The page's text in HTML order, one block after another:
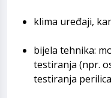
klima uređaji,
bijela tehnika:
testiranja (npr.
testiranja